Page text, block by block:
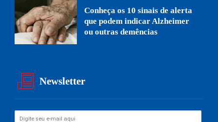
Conheça os 10 sinais de alerta
que podem indicar Alzheimer
ou outras demências
Newsletter